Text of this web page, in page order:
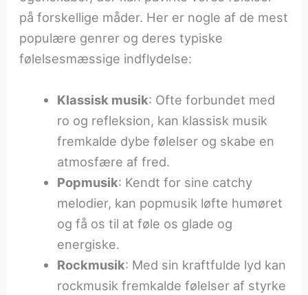
på forskellige måder. Her er nogle af de mest
populære genrer og deres typiske
følelsesmæssige indflydelse:
Klassisk musik: Ofte forbundet med
ro og refleksion, kan klassisk musik
fremkalde dybe følelser og skabe en
atmosfære af fred.
Popmusik: Kendt for sine catchy
melodier, kan popmusik løfte humøret
og få os til at føle os glade og
energiske.
Rockmusik: Med sin kraftfulde lyd kan
rockmusik fremkalde følelser af styrke